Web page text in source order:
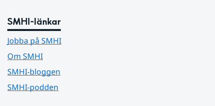
SMHI-länkar
Jobba på SMHI
Om SMHI
SMHI-bloggen
SMHI-podden